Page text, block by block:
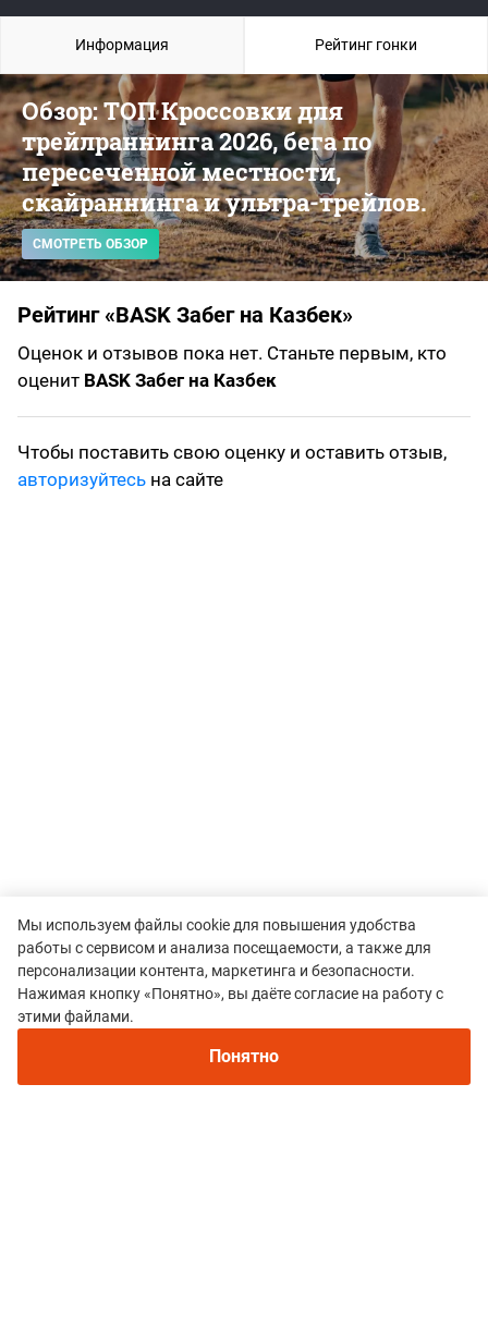
Обзор: ТОП Кроссовки для
трейлраннинга 2026, бега по
пересеченной местности,
скайраннинга и ультра-трейлов.
СМОТРЕТЬ ОБЗОР
Рейтинг «BASK Забег на Казбек»
Оценок и отзывов пока нет. Станьте первым, кто
оценит BASK Забег на Казбек
Чтобы поставить свою оценку и оставить отзыв,
авторизуйтесь на сайте
Информация Рейтинг гонки
Мы используем файлы cookie для повышения удобства
работы с сервисом и анализа посещаемости, а также для
персонализации контента, маркетинга и безопасности.
Нажимая кнопку «Понятно», вы даёте согласие на работу с
этими файлами.
Понятно